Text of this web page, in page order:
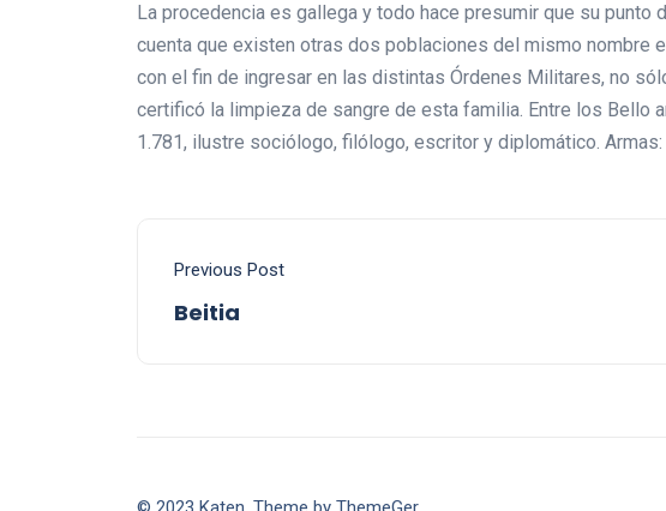
La procedencia es gallega y todo hace presumir que su punto
cuenta que existen otras dos poblaciones del mismo nombre
con el fin de ingresar en las distintas Órdenes Militares, no
certificó la limpieza de sangre de esta familia. Entre los Bello
1.781, ilustre sociólogo, filólogo, escritor y diplomático.
Previous Post
Beitia